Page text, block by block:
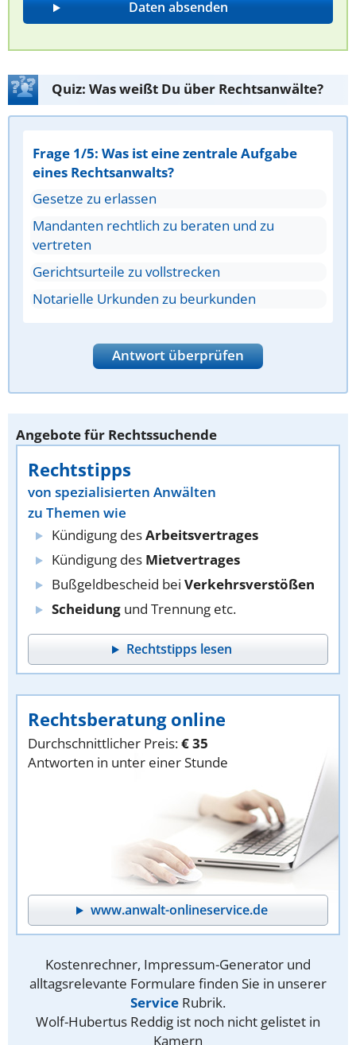
Quiz: Was weißt Du über Rechtsanwälte?
Frage 1/5: Was ist eine zentrale Aufgabe
eines Rechtsanwalts?
Gesetze zu erlassen
Mandanten rechtlich zu beraten und zu
vertreten
Gerichtsurteile zu vollstrecken
Notarielle Urkunden zu beurkunden
Antwort überprüfen
Angebote für Rechtssuchende
Rechtstipps
von spezialisierten Anwälten
zu Themen wie
Kündigung desArbeitsvertrages
Kündigung des Mietvertrages
Bußgeldbescheid bei Verkehrsverstößen
Scheidung und Trennung etc.
Rechtstipps lesen
Rechtsberatung online
Durchschnittlicher Preis:€ 35
Antworten in unter einer Stunde
www.anwalt-onlineservice.de
Kostenrechner, Impressum-Generator und
alltagsrelevante Formulare finden Sie in unserer
Service Rubrik.
Wolf-Hubertus Reddig ist noch nicht gelistet in
Kamern